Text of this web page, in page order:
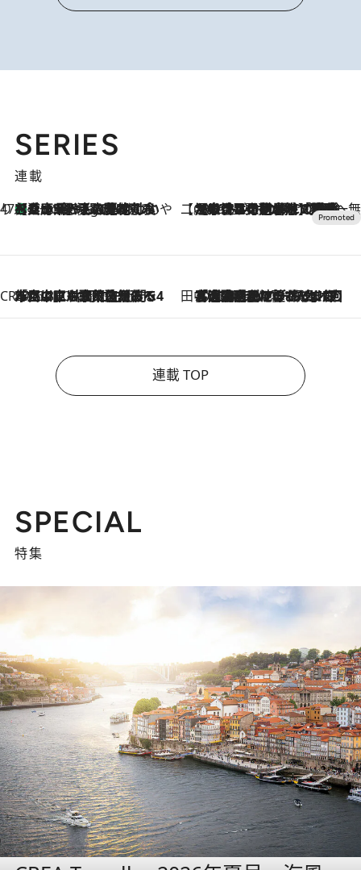
SERIES
連載
47都道府県の手みやげ ひんやりスイーツで夏を満喫
4 Hours Ago
【兵庫県】この夏絶対食べたい 冷やしておいしいおやつ3選 淡路島の恵みをジェラートに集約 【CREA×星野リゾート】唯一無二。癒しと発見が待つ場所へ
2026.8.7
【トンボの足水浴】ヒノキの香りに包まれて涼感マックス！約13℃の湧水かけ流しを避暑地「星野温泉 トンボの湯」で体験
CREA'S CHOICE
2026.8.7
「立川にも歌舞伎があるんだよ」 片岡仁左衛門・市川中車ら豪華座組みで4年目の立川立飛歌舞伎へ 田中稲の勝手に再ブーム
2026.8.7
「湘南乃風に憧れて」観客大盛上がりの“タオル回し”に、ラッパー顔負けの高速歌唱まで…さだまさし（74）のアグレッシブすぎる現在地
連載 TOP
SPECIAL
特集